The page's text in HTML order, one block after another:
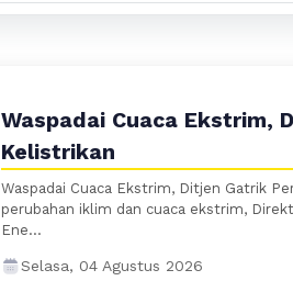
Waspadai Cuaca Ekstrim,
Kelistrikan
Waspadai Cuaca Ekstrim, Ditjen Gatrik
perubahan iklim dan cuaca ekstrim,
Ene...
Selasa, 04 Agustus 2026